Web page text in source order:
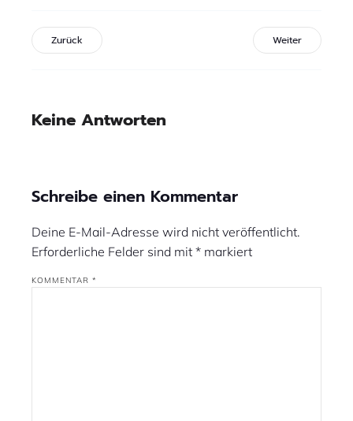
Zurück Weiter
Keine Antworten
Schreibe einen Kommentar
Deine E-Mail-Adresse wird nicht veröffentlicht.
Erforderliche Felder sind mit * markiert
KOMMENTAR *